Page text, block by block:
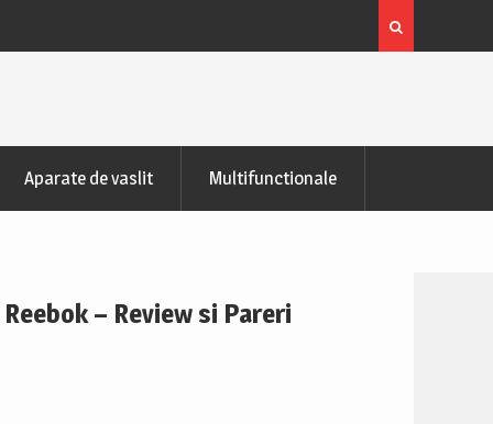
Bicicleta indoor cycling FitTronic®
Pareri
Aparate de vaslit Multifunctionale
– Review si Pareri